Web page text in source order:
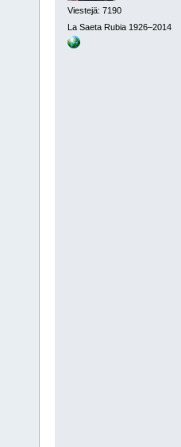
Viestejä: 7190
La Saeta Rubia 1926–2014